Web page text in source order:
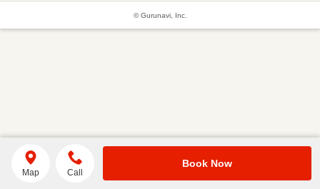
© Gurunavi, Inc.
Map Call
Book Now